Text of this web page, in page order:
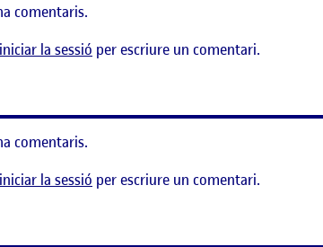
comentaris.
iniciar la sessió per escriure un comentari.
comentaris.
iniciar la sessió per escriure un comentari.